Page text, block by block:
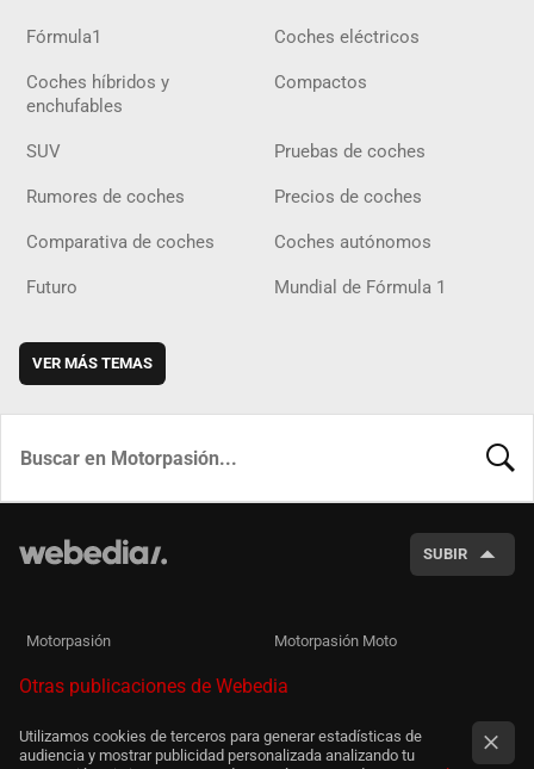
Fórmula1 Coches eléctricos
Coches híbridos y
enchufables
Compactos
SUV Pruebas de coches
Rumores de coches Precios de coches
Comparativa de coches Coches autónomos
Futuro Mundial de Fórmula 1
VER MÁS TEMAS
SUBIR
Motorpasión Motorpasión Moto
Otras publicaciones de Webedia
Utilizamos cookies de terceros para generar estadísticas de
audiencia y mostrar publicidad personalizada analizando tu